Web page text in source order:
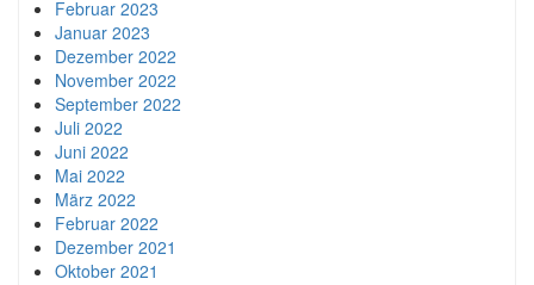
Februar 2023
Januar 2023
Dezember 2022
November 2022
September 2022
Juli 2022
Juni 2022
Mai 2022
März 2022
Februar 2022
Dezember 2021
Oktober 2021